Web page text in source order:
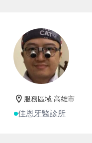
服務區域:高雄市
佳恩牙醫診所